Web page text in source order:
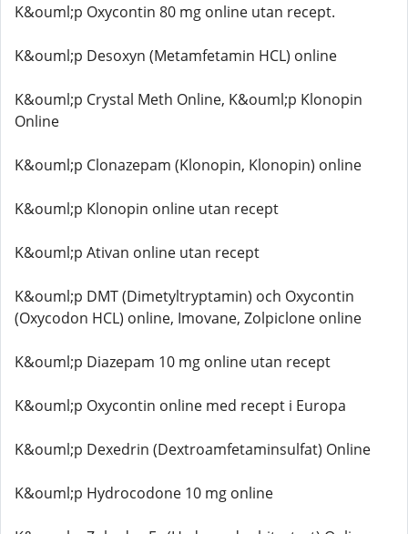
K&ouml;p Oxycontin 80 mg online utan recept.
K&ouml;p Desoxyn (Metamfetamin HCL) online
K&ouml;p Crystal Meth Online, K&ouml;p Klonopin
Online
K&ouml;p Clonazepam (Klonopin, Klonopin) online
K&ouml;p Klonopin online utan recept
K&ouml;p Ativan online utan recept
K&ouml;p DMT (Dimetyltryptamin) och Oxycontin
(Oxycodon HCL) online, Imovane, Zolpiclone online
K&ouml;p Diazepam 10 mg online utan recept
K&ouml;p Oxycontin online med recept i Europa
K&ouml;p Dexedrin (Dextroamfetaminsulfat) Online
K&ouml;p Hydrocodone 10 mg online